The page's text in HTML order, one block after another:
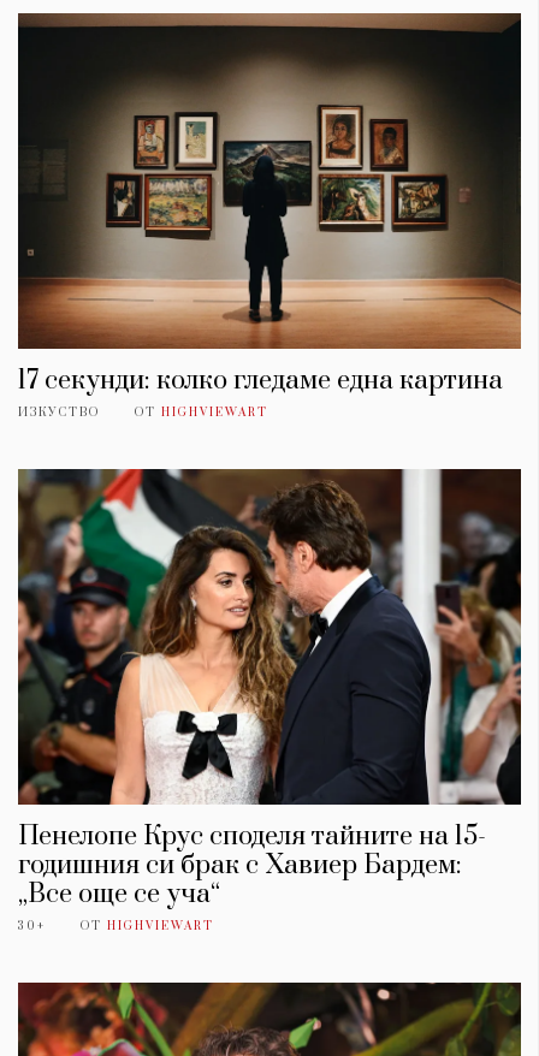
17 секунди: колко гледаме една картина
ИЗКУСТВО ОТ HIGHVIEWART
Пенелопе Крус споделя тайните на 15-
годишния си брак с Хавиер Бардем:
„Все още се уча“
30+ ОТ HIGHVIEWART